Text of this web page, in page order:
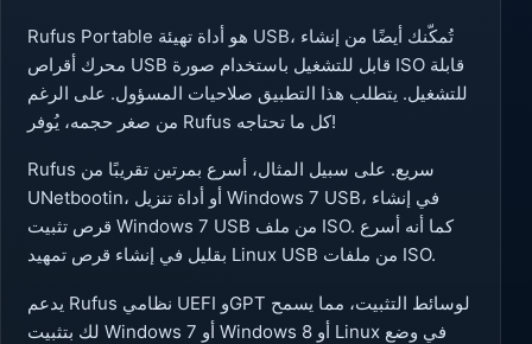
Rufus Portable هو أداة تهيئة USB، تُمكّنك أيضًا من إنشاء
محرك أقراص USB قابل للتشغيل باستخدام صورة ISO قابلة
للتشغيل. يتطلب هذا التطبيق صلاحيات المسؤول. على الرغم
من صغر حجمه، يُوفر Rufus كل ما تحتاجه!
Rufus سريع. على سبيل المثال، أسرع بمرتين تقريبًا من
UNetbootin، أو أداة تنزيل Windows 7 USB، في إنشاء
قرص تثبيت Windows 7 USB من ملف ISO. كما أنه أسرع
بقليل في إنشاء قرص تمهيد Linux USB من ملفات ISO.
يدعم Rufus نظامي UEFI وGPT لوسائط التثبيت، مما يسمح
لك بتثبيت Windows 7 أو Windows 8 أو Linux في وضع